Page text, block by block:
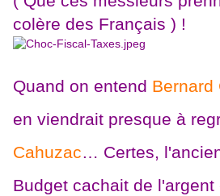
colère des Français ) !
Quand on entend Bernard
en viendrait presque à
Cahuzac… Certes,
Budget cachait de l'argent